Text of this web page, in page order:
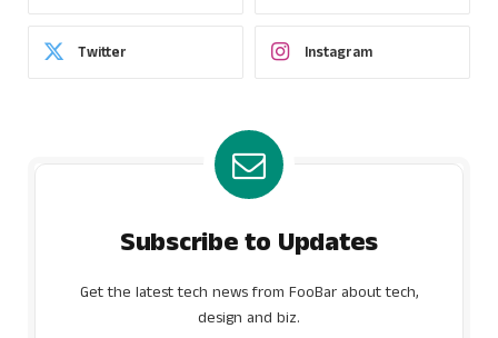
Twitter Instagram
Subscribe to Updates
Get the latest tech news from FooBar about tech,
design and biz.